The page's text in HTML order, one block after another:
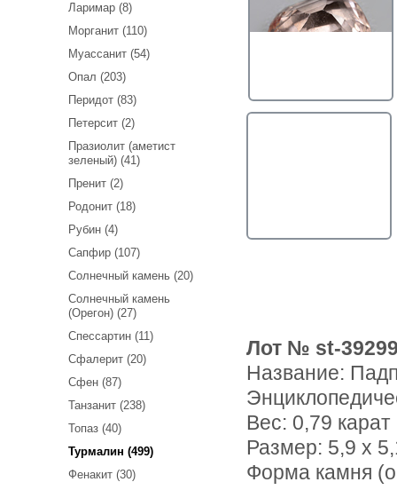
Ларимар (8)
Морганит (110)
Муассанит (54)
Опал (203)
Перидот (83)
Петерсит (2)
Празиолит (аметист
зеленый) (41)
Пренит (2)
Родонит (18)
Рубин (4)
Сапфир (107)
Солнечный камень (20)
Солнечный камень
(Орегон) (27)
Спессартин (11)
Сфалерит (20)
Сфен (87)
Танзанит (238)
Топаз (40)
Турмалин (499)
Фенакит (30)
Лот № st-
Название:
Вес: 0,79 карат
Размер: 5,9 x
Форма камня